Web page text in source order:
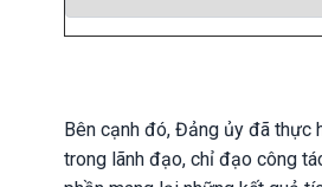
Bên cạnh đó, Đảng ủy đã thực
trong lãnh đạo, chỉ đạo công